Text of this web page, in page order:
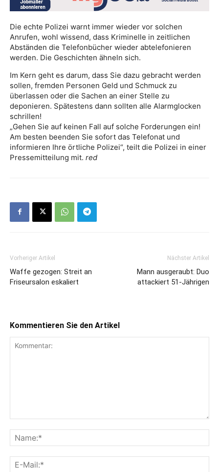
Die echte Polizei warnt immer wieder vor solchen
Anrufen, wohl wissend, dass Kriminelle in zeitlichen
Abständen die Telefonbücher wieder abtelefonieren
werden. Die Geschichten ähneln sich.
Im Kern geht es darum, dass Sie dazu gebracht werden
sollen, fremden Personen Geld und Schmuck zu
überlassen oder die Sachen an einer Stelle zu
deponieren. Spätestens dann sollten alle Alarmglocken
schrillen!
„Gehen Sie auf keinen Fall auf solche Forderungen ein!
Am besten beenden Sie sofort das Telefonat und
informieren Ihre örtliche Polizei“, teilt die Polizei in einer
Pressemitteilung mit. red
Vorheriger Artikel
Waffe gezogen: Streit an
Friseursalon eskaliert
Nächster Artikel
Mann ausgeraubt: Duo
attackiert 51-Jährigen
Kommentieren Sie den Artikel